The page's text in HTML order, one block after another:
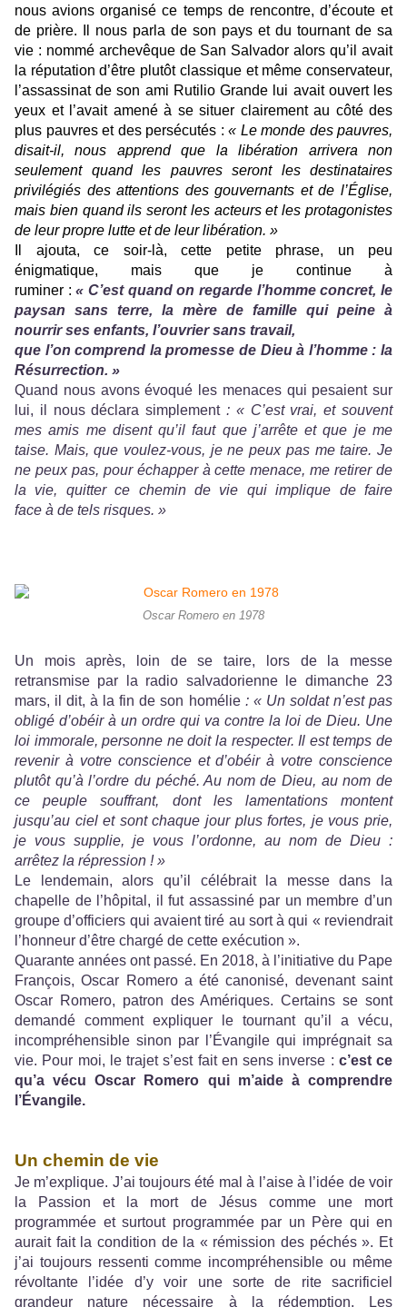
nous avions organisé ce temps de rencontre, d’écoute et
de prière. Il nous parla de son pays et du tournant de sa
vie : nommé archevêque de San Salvador alors qu’il avait
la réputation d’être plutôt classique et même conservateur,
l’assassinat de son ami Rutilio Grande lui avait ouvert les
yeux et l’avait amené à se situer clairement au côté des
plus pauvres et des persécutés : « Le monde des pauvres,
disait-il, nous apprend que la libération arrivera non
seulement quand les pauvres seront les destinataires
privilégiés des attentions des gouvernants et de l’Église,
mais bien quand ils seront les acteurs et les protagonistes
de leur propre lutte et de leur libération. »
Il ajouta, ce soir-là, cette petite phrase, un peu
énigmatique, mais que je continue à
ruminer :« C’est quand on regarde l’homme concret, le
paysan sans terre, la mère de famille qui peine à
nourrir ses enfants, l’ouvrier sans travail,
que l’on comprend la promesse de Dieu à l’homme : la
Résurrection. »
Quand nous avons évoqué les menaces qui pesaient sur
lui, il nous déclara simplement : « C’est vrai, et souvent
mes amis me disent qu’il faut que j’arrête et que je me
taise. Mais, que voulez-vous, je ne peux pas me taire. Je
ne peux pas, pour échapper à cette menace, me retirer de
la vie, quitter ce chemin de vie qui implique de faire
face à de tels risques. »
Oscar Romero en 1978
Un mois après, loin de se taire, lors de la messe
retransmise par la radio salvadorienne le dimanche 23
mars, il dit, à la fin de son homélie : « Un soldat n’est pas
obligé d’obéir à un ordre qui va contre la loi de Dieu. Une
loi immorale, personne ne doit la respecter. Il est temps de
revenir à votre conscience et d’obéir à votre conscience
plutôt qu’à l’ordre du péché. Au nom de Dieu, au nom de
ce peuple souffrant, dont les lamentations montent
jusqu’au ciel et sont chaque jour plus fortes, je vous prie,
je vous supplie, je vous l’ordonne, au nom de Dieu :
arrêtez la répression ! »
Le lendemain, alors qu’il célébrait la messe dans la
chapelle de l’hôpital, il fut assassiné par un membre d’un
groupe d’officiers qui avaient tiré au sort à qui « reviendrait
l’honneur d’être chargé de cette exécution ».
Quarante années ont passé. En 2018, à l’initiative du Pape
François, Oscar Romero a été canonisé, devenant saint
Oscar Romero, patron des Amériques. Certains se sont
demandé comment expliquer le tournant qu’il a vécu,
incompréhensible sinon par l’Évangile qui imprégnait sa
vie. Pour moi, le trajet s’est fait en sens inverse : c’est ce
qu’a vécu Oscar Romero qui m’aide à comprendre
l’Évangile.
Un chemin de vie
Je m’explique. J’ai toujours été mal à l’aise à l’idée de voir
la Passion et la mort de Jésus comme une mort
programmée et surtout programmée par un Père qui en
aurait fait la condition de la « rémission des péchés ». Et
j’ai toujours ressenti comme incompréhensible ou même
révoltante l’idée d’y voir une sorte de rite sacrificiel
grandeur nature nécessaire à la rédemption. Les